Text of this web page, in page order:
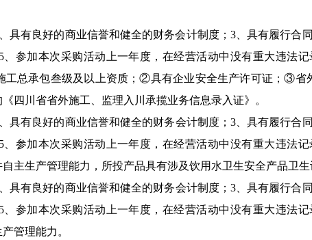
具有良好的商业信誉和健全的财务会计制度；3、具有履行合
参加本次采购活动上一年度，在经营活动中没有重大违法记
总承包叁级及以上资质；②具有企业安全生产许可证；③省
四川省省外施工、监理入川承揽业务信息录入证》。
具有良好的商业信誉和健全的财务会计制度；3、具有履行合
参加本次采购活动上一年度，在经营活动中没有重大违法
主生产管理能力，所投产品具有涉及饮用水卫生安全产品卫生
具有良好的商业信誉和健全的财务会计制度；3、具有履行合
参加本次采购活动上一年度，在经营活动中没有重大违法
管理能力。